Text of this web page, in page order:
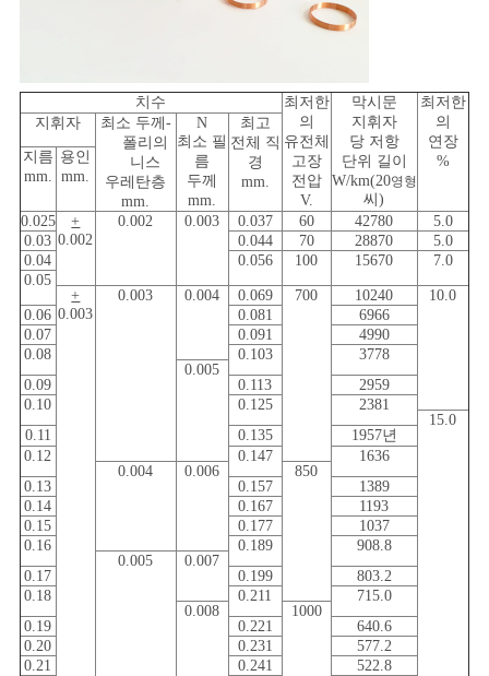
치수
최저한
의
유전체
고장
전압
V.
막시문
지휘자
당 저항
단위 길이
W/km(20영형
씨)
최저한
의
연장
%
지휘자
최소 두께-
폴리의
니스
우레탄층
mm.
N
최소 필
름
두께
mm.
최고
전체 직
경
mm.
지름
mm.
용인
mm.
0.025
+
0.002
0.002 0.003 0.037 60 42780
5.0
0.03
0.044 70 28870
5.0
0.04
0.056 100 15670
7.0
0.05
+
0.003
0.003 0.004 0.069 700 10240
10.0
0.06
0.081
6966
0.07
0.091
4990
0.08
0.103
3778
0.005
0.09
0.113
2959
0.10
0.125
2381
15.0
0.11
0.135
1957년
0.12
0.147
1636
0.004
0.006
850
0.13
0.157
1389
0.14
0.167
1193
0.15
0.177
1037
0.16
0.189
908.8
0.005
0.007
0.17
0.199
803.2
0.18
0.211
715.0
0.008
1000
0.19
0.221
640.6
0.20
0.231
577.2
0.21
0.241
522.8